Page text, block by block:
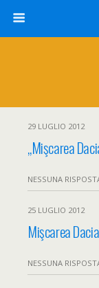
29 LUGLIO 2012
„Mişcarea
NESSUNA
25 LUGLIO 2012
Mişcarea
NESSUNA